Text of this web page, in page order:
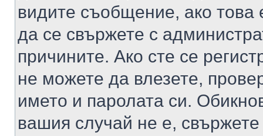
видите съобщение, ако това
да се свържете с
причините. Ако сте се
не можете да влезете,
името и паролата си.
вашия случай не е,